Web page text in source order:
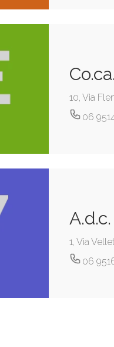
10, Via
06
1, Via
06